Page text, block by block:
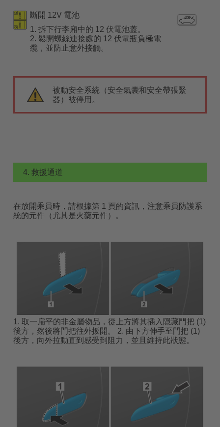
斷開 12V 電池
1. 拆下行李廂中的 12 伏電池蓋。
2. 鬆開螺絲連接處的 12 伏電瓶負極電
纜，並防止意外接觸。
被動安全系統（安全氣囊和安全帶張緊
器）被停用。
4. 救援通道
在放開乘員時，請根據第 1 頁的資訊，注意乘員防護系
統的元件（尤其是火藥元件）。
1. 取一扁平的非金屬物品，從上方將其插入隱藏門把 (1)
後方，然後將門把往外扳開。 2. 由下方伸手至門把 (1)
後方，向外拉動直到感受到阻力，並且維持此狀態。